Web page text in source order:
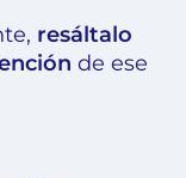
resáltalo
de ese